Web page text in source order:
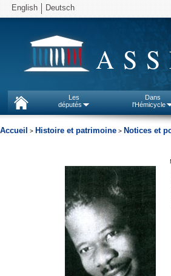
English Deutsch
Les
députés
Dans
l'Hémicycle
Accueil > Histoire et patrimoine > Notices et